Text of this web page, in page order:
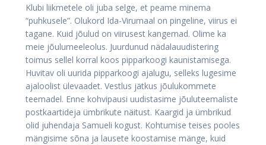
Klubi liikmetele oli juba selge, et peame minema
“puhkusele”. Olukord Ida-Virumaal on pingeline, viirus ei
tagane. Kuid jõulud on viirusest kangemad. Olime ka
meie jõulumeeleolus. Juurdunud nädalauudistering
toimus sellel korral koos pipparkoogi kaunistamisega.
Huvitav oli uurida pipparkoogi ajalugu, selleks lugesime
ajaloolist ülevaadet. Vestlus jätkus jõulukommete
teemadel. Enne kohvipausi uudistasime jõuluteemaliste
postkaartideja ümbrikute näitust. Kaargid ja ümbrikud
olid juhendaja Samueli kogust. Kohtumise teises pooles
mängisime sõna ja lausete koostamise mänge, kuid